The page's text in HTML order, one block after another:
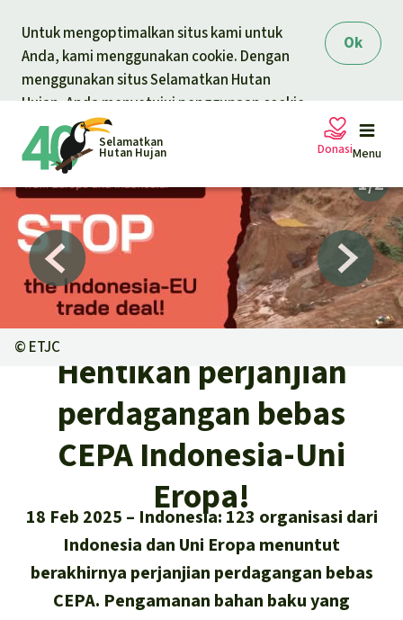
Ok
Untuk mengoptimalkan situs kami untuk
Anda, kami menggunakan cookie. Dengan
menggunakan situs Selamatkan Hutan
Hujan, Anda menyetujui penggunaan cookie.
Selamatkan
Hutan Hujan Menu
Petisi
Proyek
Topik kami
Biodiversitas
Iklim
Hutan Hujan
Berita
Sukses dan Berita demi Hutan
Hujan
Updates
Sukses
Indonesia
Deutsch
English
Donasi
Donasi untuk tema
Hutan hujan
Pembela hutan hujan
Donasi untuk wilayah
Asia Tenggara
Afrika
Amerika Latin
© ETJC
Hentikan perjanjian
perdagangan bebas
CEPA Indonesia-Uni
Eropa!
18 Feb 2025
Indonesia: 123 organisasi dari
Indonesia dan Uni Eropa menuntut
berakhirnya perjanjian perdagangan bebas
CEPA. Pengamanan bahan baku yang